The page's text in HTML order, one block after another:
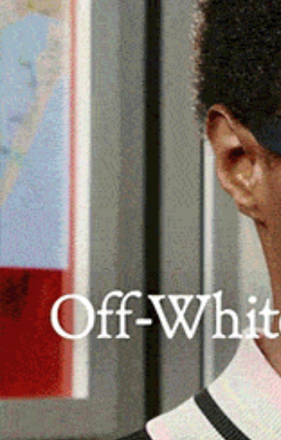
Dalle 22 di oggi alle 6 di domani sarà
il km 61.
NUORO | 24 ottobre 2025.La Statale 131
entrambi i sensi di marcia, in località Marreri,
rifacimento della pavimentazione stradale.
Il provvedimento di Anas sarà in vigore dalle
chilometro 50 e il chilometro 61 circa. Durante